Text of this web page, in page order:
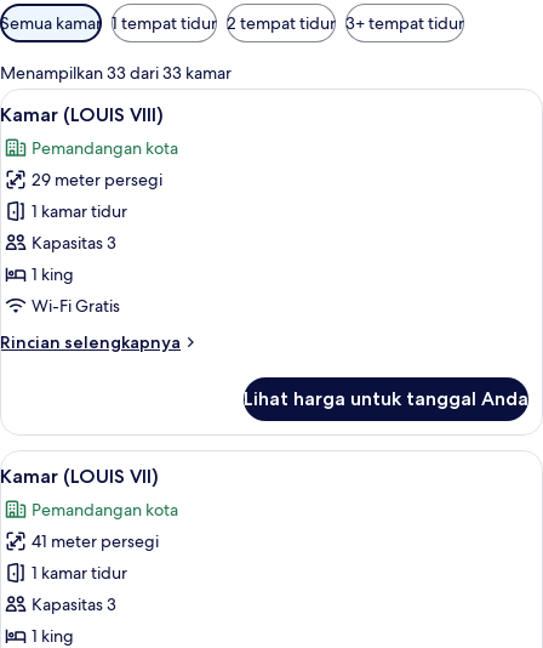
Filter
tersedia
untuk
kamar
Semua kamar 1 tempat tidur 2 tempat tidur 3+ tempat tidur
Menampilkan 33 dari 33 kamar
Lihat
semua
foto
untuk
Kamar
(LOUIS
VIII)
Kamar (LOUIS VIII) | Seprai
4
Kamar (LOUIS VIII)
Pemandangan kota
29 meter persegi
1 kamar tidur
Kapasitas 3
1 king
Wi-Fi Gratis
Rincian selengkapnya
Rincian
Kamar
(LOUIS
VIII)
Lihat harga untuk tanggal Anda
Lihat
semua
foto
untuk
Kamar
(LOUIS
VII)
Kamar (LOUIS VII) | Seprai
4
Kamar (LOUIS VII)
Pemandangan kota
41 meter persegi
1 kamar tidur
Kapasitas 3
1 king